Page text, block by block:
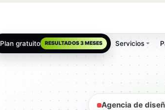
Plan gratuito RESULTADOS 3 MESES Servicios
Agencia de